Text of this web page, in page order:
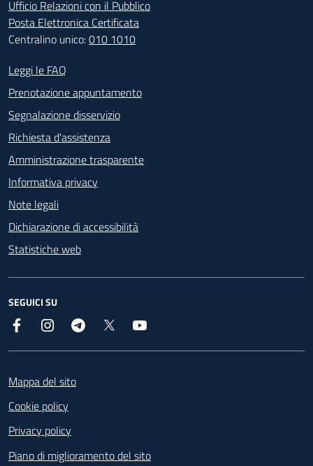
Ufficio Relazioni con il Pubblico
Posta Elettronica Certificata
Centralino unico:010 1010
Footer - Contatti
Leggi le FAQ
Prenotazione appuntamento
Segnalazione disservizio
Richiesta d'assistenza
Amministrazione trasparente
Informativa privacy
Note legali
Dichiarazione di accessibilità
Statistiche web
SEGUICI SU
Facebook InstagramTelegram
Mappa del sito
Cookie policy
Privacy policy
Piano di miglioramento del sito